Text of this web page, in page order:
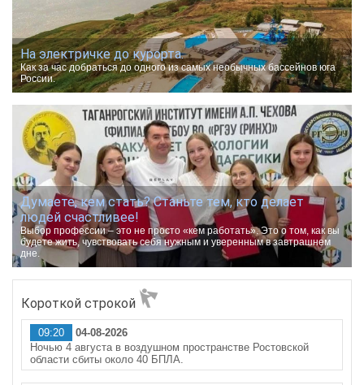
На электричке до курорта.
Как за час добраться до одного из самых необычных бассейнов юга
России.
Думаете, кем стать? Станьте тем, кто делает
людей счастливее!
Выбор профессии – это не просто «кем работать». Это о том, как вы
будете жить, чувствовать себя нужным и уверенным в завтрашнем
дне.
Короткой строкой
09:20
04-08-2026
Ночью 4 августа в воздушном пространстве Ростовской
области сбиты около 40 БПЛА.